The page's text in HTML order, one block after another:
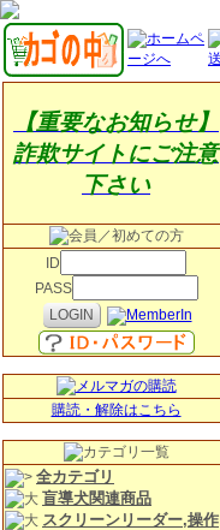
【重要なお知らせ】
詐欺サイトにご注意
下さい
ID
PASS
購読・解除はこちら
全カテゴリ
盲導犬関連商品
スクリーンリーダー,操作